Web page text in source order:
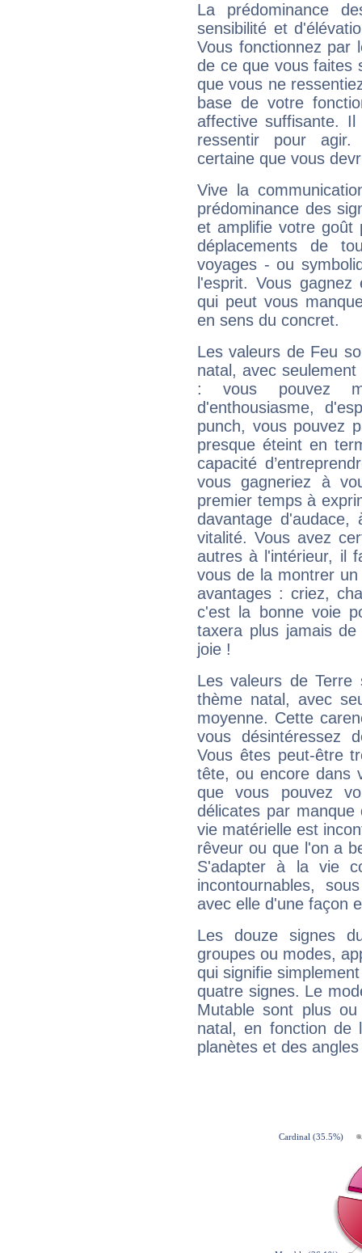
La prédominance
sensibilité et
Vous fonctionnez
de ce que vous faites
que vous ne
base de votre
affective suffisante.
ressentir pour agir.
certaine que vous
Vive la
prédominance des
et amplifie votre goût
déplacements de
voyages - ou
l'esprit. Vous
qui peut vous
en sens du concret.
Les valeurs de Feu
natal, avec
: vous pouvez
d'enthousiasme,
punch, vous pouvez
presque éteint en
capacité
vous gagneriez à
premier temps à
davantage
vitalité. Vous avez
autres à l'intérieur, il
vous de la montrer
avantages : criez,
c'est la bonne voie
taxera plus jamais
joie !
Les valeurs de Terre
thème natal, avec
moyenne. Cette
vous désintéressez
Vous êtes peut-être
tête, ou encore dans
que vous pouvez
délicates par
vie matérielle est
rêveur ou que l'on a
S'adapter à la vie
incontournables,
avec elle d'une façon
Les douze signes
groupes ou modes,
qui signifie
quatre signes. Le
Mutable sont plus
natal, en fonction de
planètes et des